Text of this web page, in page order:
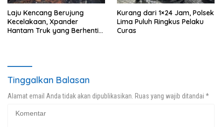
Laju Kencang Berujung
Kecelakaan, Xpander
Hantam Truk yang Berhenti
Kurang dari 1×24 Jam, Polsek
Lima Puluh Ringkus Pelaku
Curas
Tinggalkan Balasan
Alamat email Anda tidak akan dipublikasikan. Ruas yang wajib ditandai *